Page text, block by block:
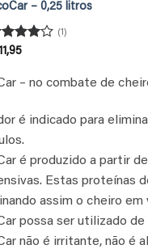
– 0,25 litros
(1)
– no combate de
é indicado para
é produzido a partir
Estas proteínas
assim o cheiro
possa ser utilizado
não é irritante, não é